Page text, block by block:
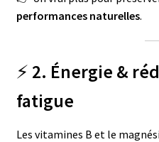
performances naturelles.
⚡ 2. Énergie &
fatigue
Les vitamines B et le